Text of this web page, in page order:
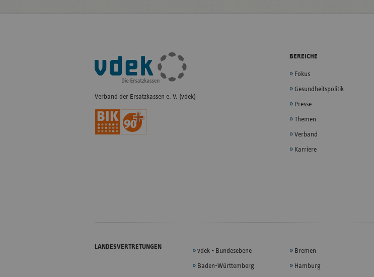
Fußleisten-
Navigation
Verband der Ersatzkassen e. V. (vdek)
BEREICHE
Fokus
Gesundheitspolitik
Presse
Themen
Verband
Karriere
LANDESVERTRETUNGEN
vdek - Bundesebene
Baden-Württemberg
Bremen
Hamburg